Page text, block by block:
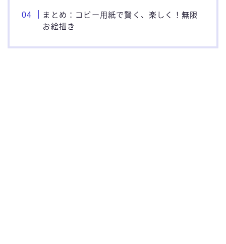
まとめ：コピー用紙で賢く、楽しく！無限
お絵描き